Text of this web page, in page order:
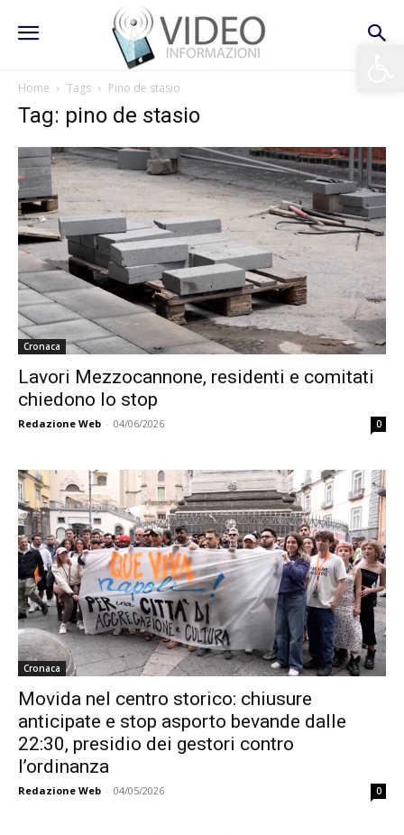
Home Tags Pino de stasio
Tag: pino de stasio
Cronaca
Lavori Mezzocannone, residenti e comitati
chiedono lo stop
Redazione Web - 04/06/2026 0
Cronaca
Movida nel centro storico: chiusure
anticipate e stop asporto bevande dalle
22:30, presidio dei gestori contro
l’ordinanza
Redazione Web - 04/05/2026 0